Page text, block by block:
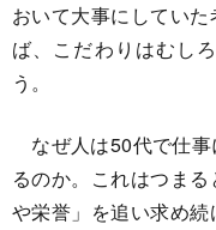
おいて大事にしてい
ば、こだわりはむし
う。
なぜ人は50代で仕事
るのか。これはつま
や栄誉」を追い求め